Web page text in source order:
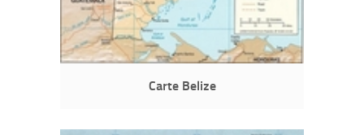
Carte Belize